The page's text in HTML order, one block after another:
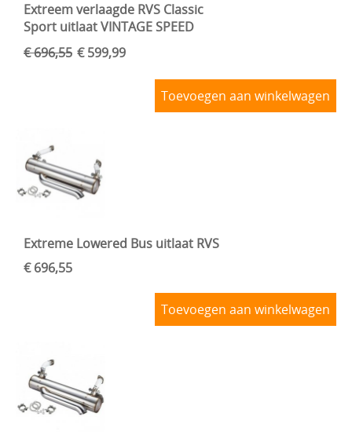
Extreem verlaagde RVS Classic
Sport uitlaat VINTAGE SPEED
€ 696,55 € 599,99
Toevoegen aan winkelwagen
Extreme Lowered Bus uitlaat RVS
€ 696,55
Toevoegen aan winkelwagen